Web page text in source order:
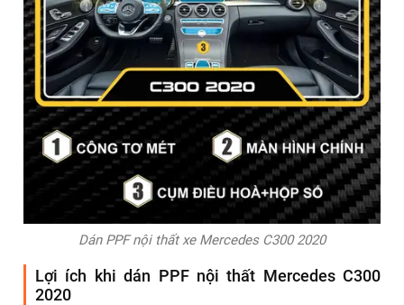
Dán PPF nội thất xe Mercedes C300 2020
Lợi ích khi dán PPF nội thất Mercedes C300
2020